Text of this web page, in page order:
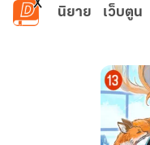
ข้ามไปยังเนื้อหาหลัก
นิยาย เว็บตูน